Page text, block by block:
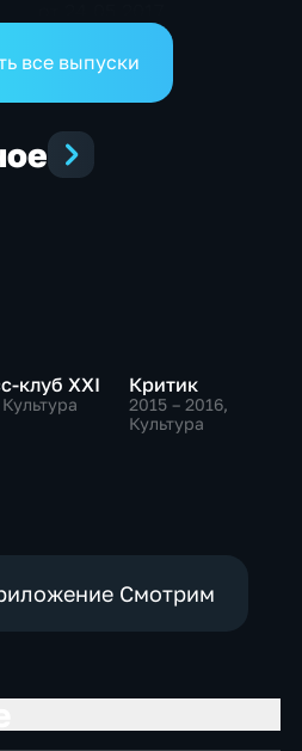
все выпуски
клуб ХХI
Культура
Критик
2015 – 2016,
Культура
Смотрим